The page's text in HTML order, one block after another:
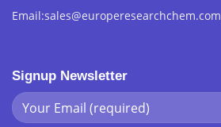
Email:sales@europeresearchchem.com
Signup Newsletter